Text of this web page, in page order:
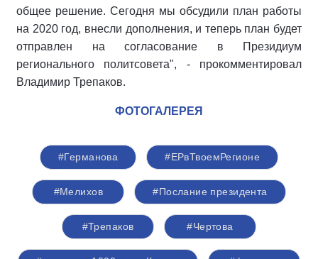
общее решение. Сегодня мы обсудили план работы
на 2020 год, внесли дополнения, и теперь план будет
отправлен на согласование в Президиум
регионального политсовета", - прокомментировал
Владимир Трепаков.
ФОТОГАЛЕРЕЯ
#Германова #ЕРвТвоемРегионе
#Мелихов #Послание президента
#Трепаков #Чертова